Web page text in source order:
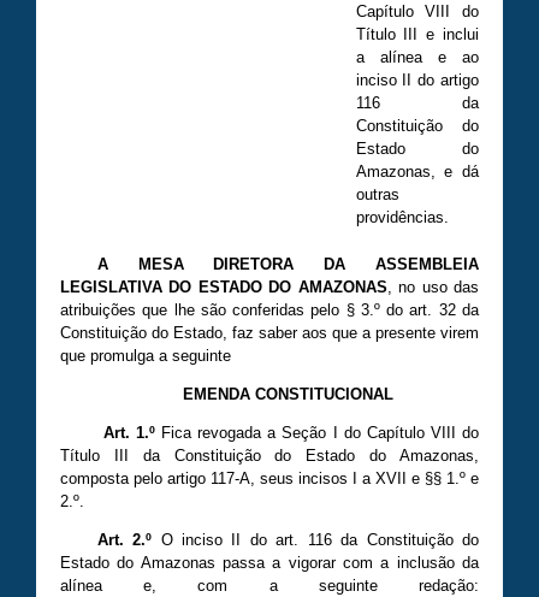
Capítulo VIII do
Título III e inclui
a alínea e ao
inciso II do artigo
116 da
Constituição do
Estado do
Amazonas, e dá
outras
providências.
A MESA DIRETORA DA ASSEMBLEIA
LEGISLATIVA DO ESTADO DO AMAZONAS , no uso das
atribuições que lhe são conferidas pelo § 3.º do art. 32 da
Constituição do Estado, faz saber aos que a presente virem
que promulga a seguinte
EMENDA CONSTITUCIONAL
Art. 1.ºFica revogada a Seção I do Capítulo VIII do
Título III da Constituição do Estado do Amazonas,
composta pelo artigo 117-A, seus incisos I a XVII e §§ 1.º e
2.º.
Art. 2.º O inciso II do art. 116 da Constituição do
Estado do Amazonas passa a vigorar com a inclusão da
alínea e, com a seguinte redação: